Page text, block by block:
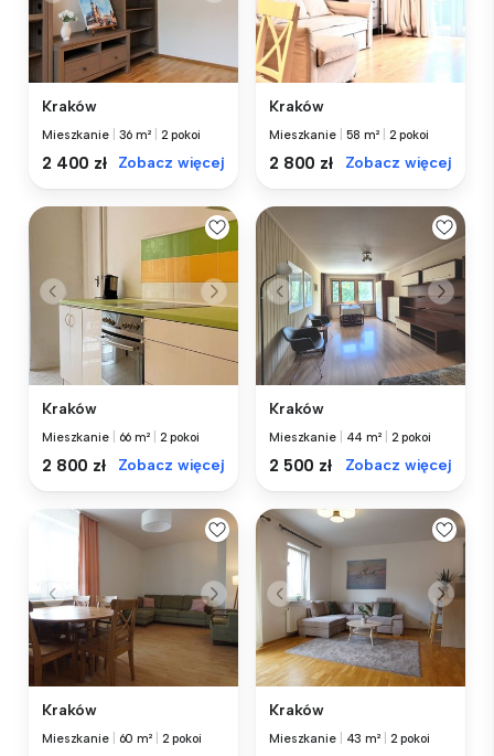
Kraków
Mieszkanie 36 m² 2 pokoi
2 400 zł Zobacz więcej
Kraków
Mieszkanie 58 m² 2 pokoi
2 800 zł Zobacz więcej
Kraków
Mieszkanie 66 m² 2 pokoi
2 800 zł Zobacz więcej
Kraków
Mieszkanie 44 m² 2 pokoi
2 500 zł Zobacz więcej
Kraków
Mieszkanie 60 m² 2 pokoi
Kraków
Mieszkanie 43 m² 2 pokoi